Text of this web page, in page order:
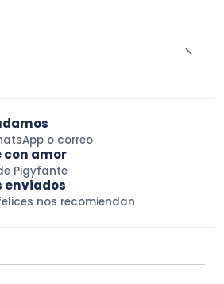
o correo
con amor
Pigyfante
enviados
nos recomiendan